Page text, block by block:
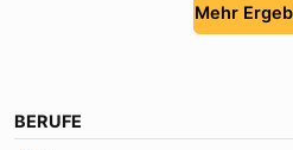
Mehr
BERUFE